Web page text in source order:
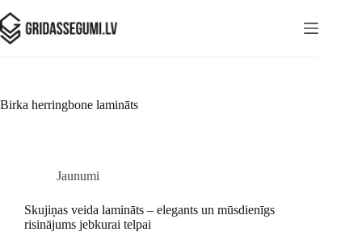
Birka herringbone lamināts
Jaunumi
Skujiņas veida lamināts – elegants un mūsdienīgs
risinājums jebkurai telpai